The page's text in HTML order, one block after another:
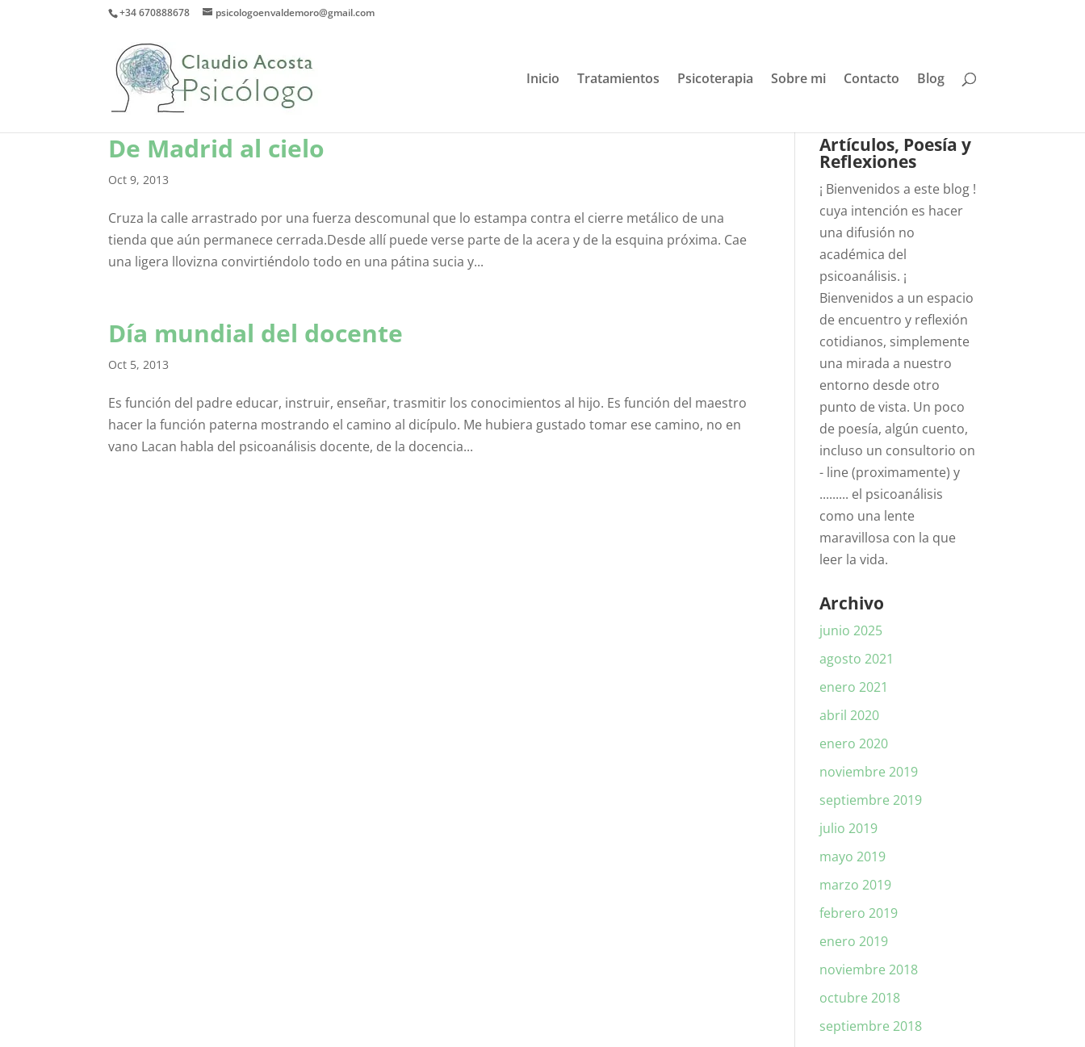
+34 670888678 psicologoenvaldemoro@gmail.com
Inicio Tratamientos Psicoterapia Sobre mi Contacto Blog
De Madrid al cielo
Oct 9, 2013
Cruza la calle arrastrado por una fuerza descomunal que lo estampa contra el cierre metálico de una
tienda que aún permanece cerrada.Desde allí puede verse parte de la acera y de la esquina próxima. Cae
una ligera llovizna convirtiéndolo todo en una pátina sucia y...
Día mundial del docente
Oct 5, 2013
Es función del padre educar, instruir, enseñar, trasmitir los conocimientos al hijo. Es función del maestro
hacer la función paterna mostrando el camino al dicípulo. Me hubiera gustado tomar ese camino, no en
vano Lacan habla del psicoanálisis docente, de la docencia...
Artículos, Poesía y
Reflexiones
¡ Bienvenidos a este blog !
cuya intención es hacer
una difusión no
académica del
psicoanálisis. ¡
Bienvenidos a un espacio
de encuentro y reflexión
cotidianos, simplemente
una mirada a nuestro
entorno desde otro
punto de vista. Un poco
de poesía, algún cuento,
incluso un consultorio on
- line (proximamente) y
......... el psicoanálisis
como una lente
maravillosa con la que
leer la vida.
Archivo
junio 2025
agosto 2021
enero 2021
abril 2020
enero 2020
noviembre 2019
septiembre 2019
julio 2019
mayo 2019
marzo 2019
febrero 2019
enero 2019
noviembre 2018
octubre 2018
septiembre 2018